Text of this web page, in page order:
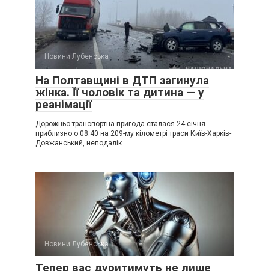
Новини Лубенська
На Полтавщині в ДТП загинула
жінка. Її чоловік та дитина — у
реанімації
Дорожньо-транспортна пригода сталася 24 січня
приблизно о 08:40 на 209-му кілометрі траси Київ-Харків-
Довжанський, неподалік
Новини Лубенська
Тепер вас дуритимуть не лише